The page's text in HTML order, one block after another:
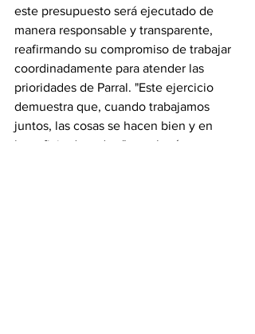
este presupuesto será ejecutado de
manera responsable y transparente,
reafirmando su compromiso de trabajar
coordinadamente para atender las
prioridades de Parral. "Este ejercicio
demuestra que, cuando trabajamos
juntos, las cosas se hacen bien y en
beneficio de todos," concluyó.